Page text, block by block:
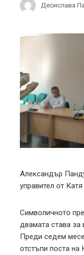
Десислава
Александър
управител от
Символичното
двамата става за
Преди седем
отстъпи поста на